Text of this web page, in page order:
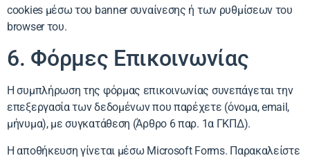
cookies μέσω του banner συναίνεσης ή των ρυθμίσεων του
browser του.
6. Φόρμες Επικοινωνίας
Η συμπλήρωση της φόρμας επικοινωνίας συνεπάγεται την
επεξεργασία των δεδομένων που παρέχετε (όνομα, email,
μήνυμα), με συγκατάθεση (Άρθρο 6 παρ. 1α ΓΚΠΔ).
Η αποθήκευση γίνεται μέσω Microsoft Forms. Παρακαλείστε